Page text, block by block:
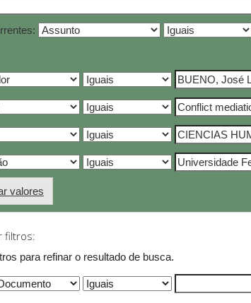
valores
filtros:
para refinar o resultado de busca.